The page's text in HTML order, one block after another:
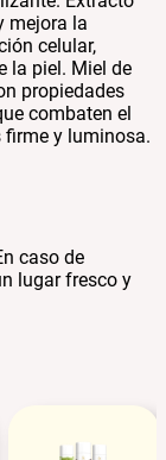
mejora la
celular,
la piel. Miel de
propiedades
combaten el
y luminosa.
caso de
lugar fresco y